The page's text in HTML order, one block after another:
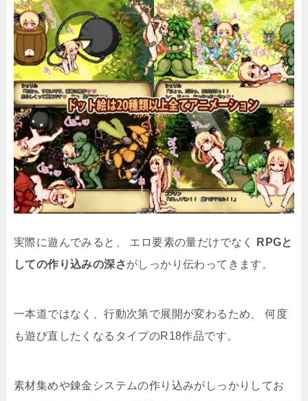
実際に遊んでみると、 エロ要素の量だけでなく
RPGと
しての作り込みの深さがしっかり伝わってきます。
一本道ではなく、行動次第で展開が変わるため、 何度
も遊び直したくなるタイプのR18作品です。
素材集めや錬金システムの作り込みがしっかりしてお